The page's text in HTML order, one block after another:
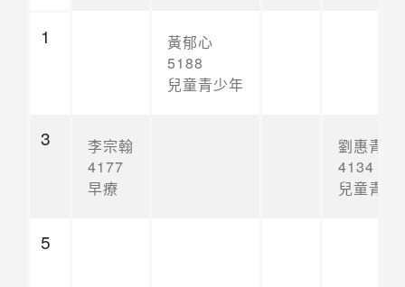
1
黃郁心
5188
兒童青少年
3
李宗翰
4177
早療
劉惠青
4134
兒童青少
5